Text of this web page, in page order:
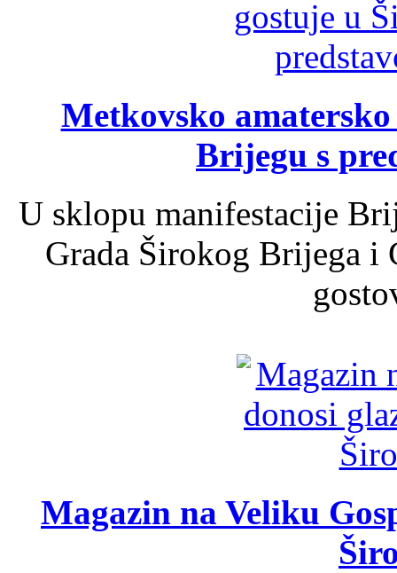
Metkovsko
Brijegu s
U sklopu manifestacije
Grada Širokog Brijega
Magazin na Veliku